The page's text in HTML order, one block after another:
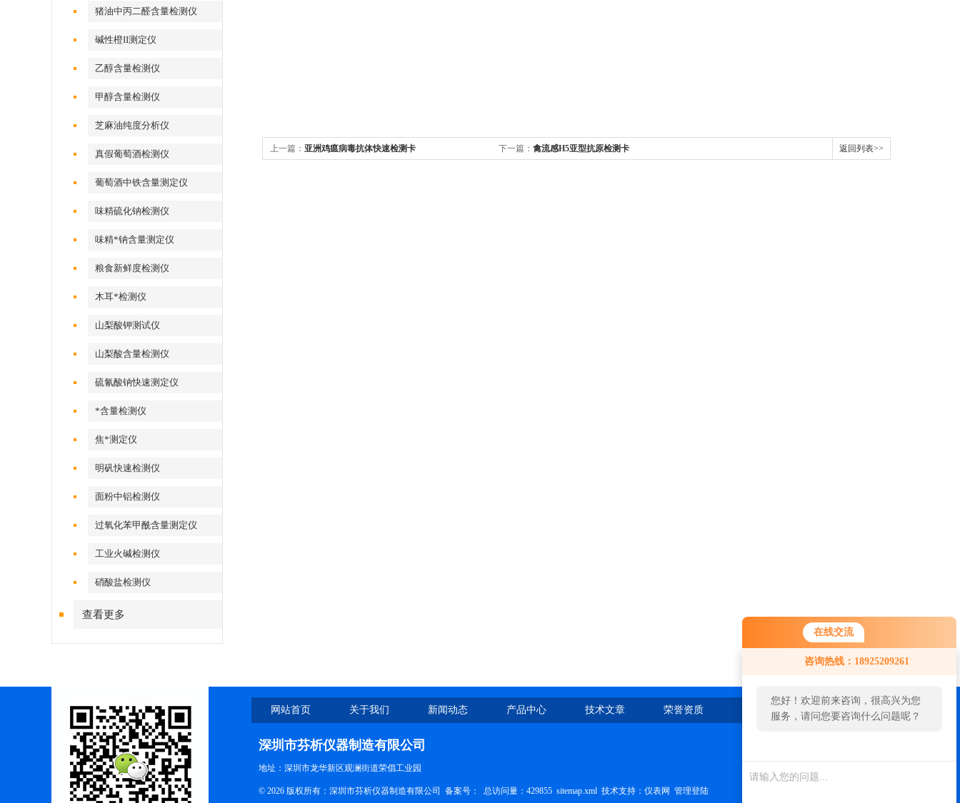
在线交流
咨询热线：18925209261
您好！欢迎前来咨询，很高兴为您
服务，请问您要咨询什么问题呢？
猪油中丙二醛含量检测仪
碱性橙II测定仪
乙醇含量检测仪
甲醇含量检测仪
芝麻油纯度分析仪
真假葡萄酒检测仪
葡萄酒中铁含量测定仪
味精硫化钠检测仪
味精*钠含量测定仪
粮食新鲜度检测仪
木耳*检测仪
山梨酸钾测试仪
山梨酸含量检测仪
硫氰酸钠快速测定仪
*含量检测仪
焦*测定仪
明矾快速检测仪
面粉中铝检测仪
过氧化苯甲酰含量测定仪
工业火碱检测仪
硝酸盐检测仪
查看更多
上一篇： 亚洲鸡瘟病毒抗体快速检测卡 下一篇： 禽流感H5亚型抗原检测卡 返回列表>>
网站首页 关于我们 新闻动态 产品中心 技术文章 荣誉资质 在线留言 联系我们
深圳市芬析仪器制造有限公司
地址：深圳市龙华新区观澜街道荣倡工业园
© 2026 版权所有：深圳市芬析仪器制造有限公司 备案号： 总访问量：429855 sitemap.xml 技术支持： 仪表网 管理登陆